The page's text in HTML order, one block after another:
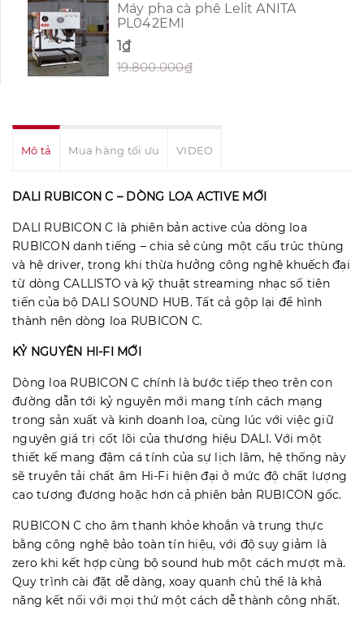
Máy pha cà phê Lelit ANITA
PL042EMI
1₫
19.800.000₫
Mô tả Mua hàng tối ưu VIDEO
DALI RUBICON C – DÒNG LOA ACTIVE MỚI
DALI RUBICON C là phiên bản active của dòng loa
RUBICON danh tiếng – chia sẻ cùng một cấu trúc thùng
và hệ driver, trong khi thừa hưởng công nghệ khuếch đại
từ dòng CALLISTO và kỹ thuật streaming nhạc số tiên
tiến của bộ DALI SOUND HUB. Tất cả gộp lại để hình
thành nên dòng loa RUBICON C.
KỶ NGUYÊN HI-FI MỚI
Dòng loa RUBICON C chính là bước tiếp theo trên con
đường dẫn tới kỷ nguyên mới mang tính cách mạng
trong sản xuất và kinh doanh loa, cùng lúc với việc giữ
nguyên giá trị cốt lõi của thương hiệu DALI. Với một
thiết kế mang đậm cá tính của sự lịch lãm, hệ thống này
sẽ truyền tải chất âm Hi-Fi hiện đại ở mức độ chất lượng
cao tương đương hoặc hơn cả phiên bản RUBICON gốc.
RUBICON C cho âm thanh khỏe khoắn và trung thực
bằng công nghệ bảo toàn tín hiệu, với độ suy giảm là
zero khi kết hợp cùng bộ sound hub một cách mượt mà.
Quy trình cài đặt dễ dàng, xoay quanh chủ thể là khả
năng kết nối với mọi thứ một cách dễ thành công nhất.